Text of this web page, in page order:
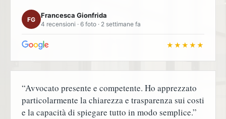
FG
Francesca Gionfrida
4 recensioni · 6 foto · 2 settimane fa
★★★★★
“Avvocato presente e competente. Ho apprezzato
particolarmente la chiarezza e trasparenza sui costi
e la capacità di spiegare tutto in modo semplice.”